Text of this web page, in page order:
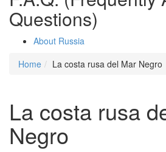
Questions)
About Russia
Home
La costa rusa del Mar Negro
La costa rusa
Negro